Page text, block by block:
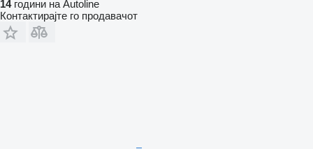
14години на Autoline
Контактирајте го продавачот